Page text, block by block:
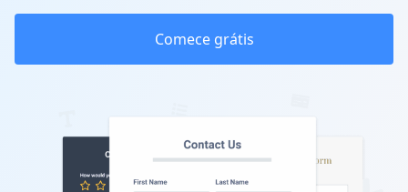
Comece grátis